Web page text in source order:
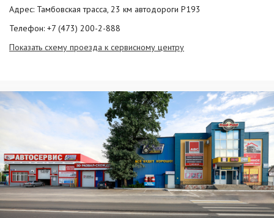
Адрес: Тамбовская трасса, 23 км автодороги Р193
Телефон: +7 (473) 200-2-888
Показать схему проезда к сервисному центру